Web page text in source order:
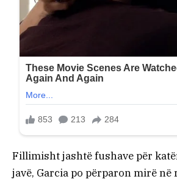
Fillimisht jashtë fushave për
javë, Garcia po përparon mirë